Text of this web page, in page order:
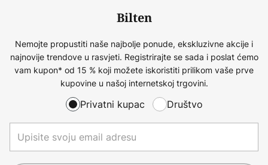
Bilten
Nemojte propustiti naše najbolje ponude, ekskluzivne akcije i
najnovije trendove u rasvjeti. Registrirajte se sada i poslat ćemo
vam kupon* od 15 % koji možete iskoristiti prilikom vaše prve
kupovine u našoj internetskoj trgovini.
Privatni kupac Društvo